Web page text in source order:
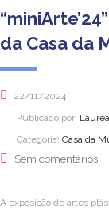
da Casa da
22/11/2024
Publicado por:
Categoria: Casa da
Sem comentários
A exposição de artes